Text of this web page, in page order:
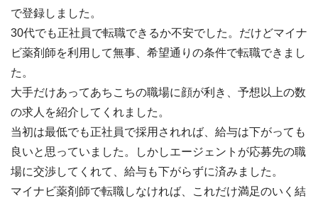
で登録しました。
30代でも正社員で転職できるか不安でした。だけどマイナ
ビ薬剤師を利用して無事、希望通りの条件で転職できまし
た。
大手だけあってあちこちの職場に顔が利き、予想以上の数
の求人を紹介してくれました。
当初は最低でも正社員で採用されれば、給与は下がっても
良いと思っていました。しかしエージェントが応募先の職
場に交渉してくれて、給与も下がらずに済みました。
マイナビ薬剤師で転職しなければ、これだけ満足のいく結